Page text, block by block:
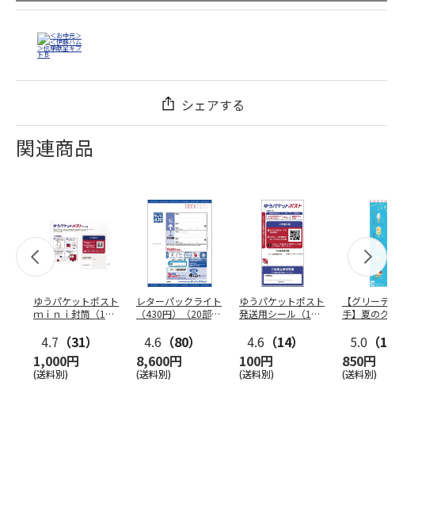
シェアする
関連商品
ゆうパケットポスト
ｍｉｎｉ封筒（1個
4.7 （31）
1,000円
(送料別)
レターパックライト
（430円）（20部セ
4.6 （80）
8,600円
(送料別)
ゆうパケットポスト
発送用シール（1個
4.6 （14）
100円
(送料別)
【グリーティング切
手】夏のグリーティ
5.0 （10）
850円
(送料別)